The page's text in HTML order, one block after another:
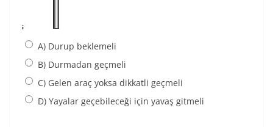
A) Durup beklemeli
B) Durmadan geçmeli
C) Gelen araç yoksa dikkatli geçmeli
D) Yayalar geçebileceği için yavaş gitmeli